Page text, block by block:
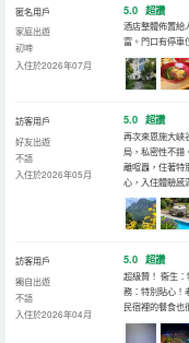
匿名用戶
家庭出遊
初啼
入住於2026年07月
5.0 超讚
酒店整體佈置給
富。門口有停車
訪客用戶
好友出遊
不語
入住於2026年05月
5.0 超讚
再次來恩施大峽
局，私密性不錯
離喧囂，住著特
心，入住體驗感
訪客用戶
獨自出遊
不語
入住於2026年04月
5.0 超讚
超級贊！ 衞生
務：特別貼心！
民宿裡的餐食也